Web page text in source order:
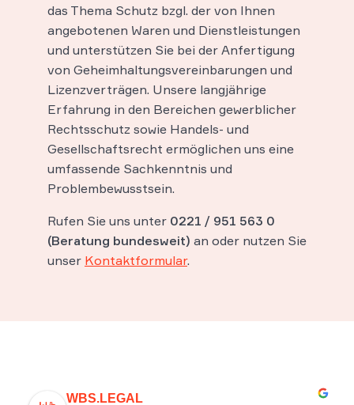
das Thema Schutz bzgl. der von Ihnen
angebotenen Waren und Dienstleistungen
und unterstützen Sie bei der Anfertigung
von Geheimhaltungsvereinbarungen und
Lizenzverträgen. Unsere langjährige
Erfahrung in den Bereichen gewerblicher
Rechtsschutz sowie Handels- und
Gesellschaftsrecht ermöglichen uns eine
umfassende Sachkenntnis und
Problembewusstsein.
Rufen Sie uns unter 0221 / 951 563 0
(Beratung bundesweit) an oder nutzen Sie
unser Kontaktformular.
WBS.LEGAL